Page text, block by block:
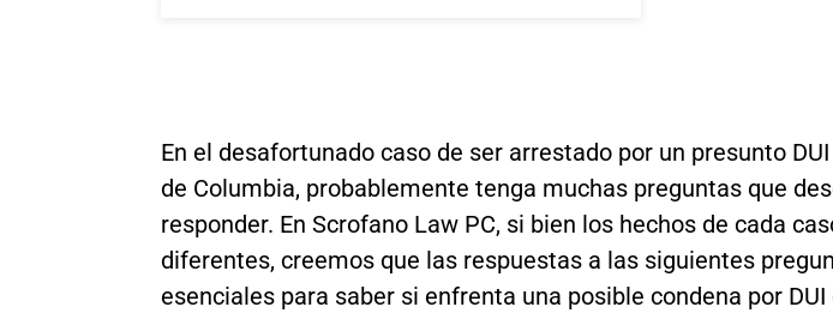
En el desafortunado caso de ser arrestado por un presunto
de Columbia, probablemente tenga muchas preguntas que
responder. En Scrofano Law PC, si bien los hechos de cada
diferentes, creemos que las respuestas a las siguientes
esenciales para saber si enfrenta una posible condena por DUI